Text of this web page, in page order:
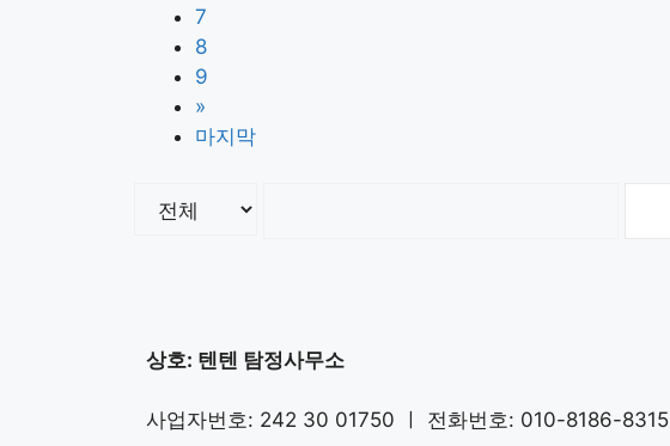
7
8
9
»
마지막
상호: 텐텐 탐정사무소
사업자번호: 242 30 01750 ㅣ 전화번호: 010-8186-8315